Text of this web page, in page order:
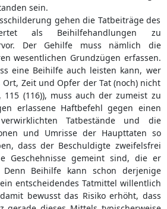
sein.
gehen die Tatbeiträge des
als Beihilfehandlungen zu
Der Gehilfe muss nämlich die
wesentlichen Grundzügen erfassen.
eine Beihilfe auch leisten kann, wer
Zeit und Opfer der Tat (noch) nicht
115 (116)), muss auch der zumeist zu
erlassene Haftbefehl gegen einen
Tatbestände und die
und Umrisse der Haupttaten so
dass der Beschuldigte zweifelsfrei
Geschehnisse gemeint sind, die er
Beihilfe kann schon derjenige
entscheidendes Tatmittel willentlich
bewusst das Risiko erhöht, dass